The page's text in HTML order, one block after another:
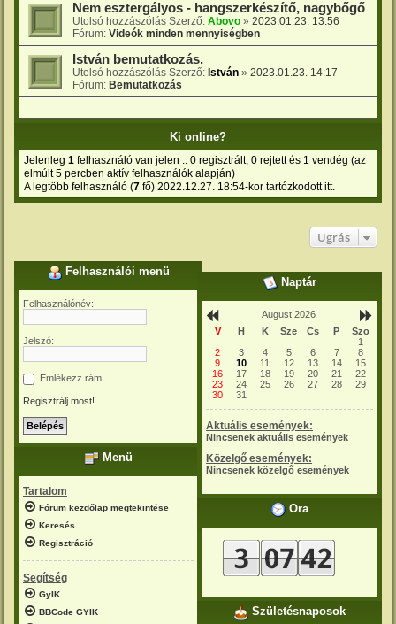
Nem esztergályos - hangszerkészítő, nagybőgő
Utolsó hozzászólás Szerző: Abovo » 2023.01.23. 13:56
Fórum: Videók minden mennyiségben
István bemutatkozás.
Utolsó hozzászólás Szerző: István » 2023.01.23. 14:17
Fórum: Bemutatkozás
Ki online?
Jelenleg 1 felhasználó van jelen :: 0 regisztrált, 0 rejtett és 1 vendég (az
elmúlt 5 percben aktív felhasználók alapján)
A legtöbb felhasználó (7 fő) 2022.12.27. 18:54-kor tartózkodott itt.
Ugrás
Felhasználói menü
Felhasználónév:
Jelszó:
Emlékezz rám
Regisztrálj most!
Menü
Tartalom
Fórum kezdőlap megtekintése
Keresés
Regisztráció
Segítség
GyIK
BBCode GYIK
Naptár
August 2026
V
H K Sze Cs P
Szo
1
2
3 4 5 6 7
8
9
10 11 12 13 14
15
16
17 18 19 20 21
22
23
24 25 26 27 28
29
30
31
Aktuális események:
Nincsenek aktuális események
Közelgő események:
Nincsenek közelgő események
Óra
Születésnaposok